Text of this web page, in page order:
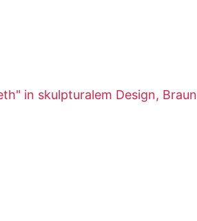
in skulpturalem Design, Braun